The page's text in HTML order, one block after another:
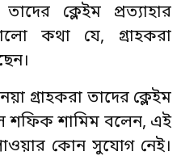
ক্লেইম প্রত্যাহার
কথা যে, গ্রাহকরা
গ্রাহকরা তাদের ক্লেইম
শফিক শামিম বলেন, এই
পাওয়ার কোন সুযোগ নেই।